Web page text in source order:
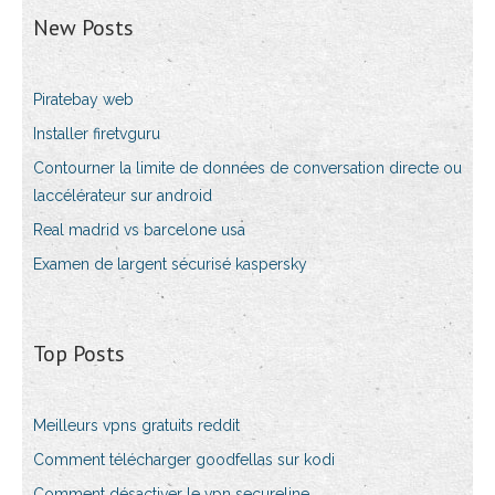
New Posts
Piratebay web
Installer firetvguru
Contourner la limite de données de conversation directe ou
laccélérateur sur android
Real madrid vs barcelone usa
Examen de largent sécurisé kaspersky
Top Posts
Meilleurs vpns gratuits reddit
Comment télécharger goodfellas sur kodi